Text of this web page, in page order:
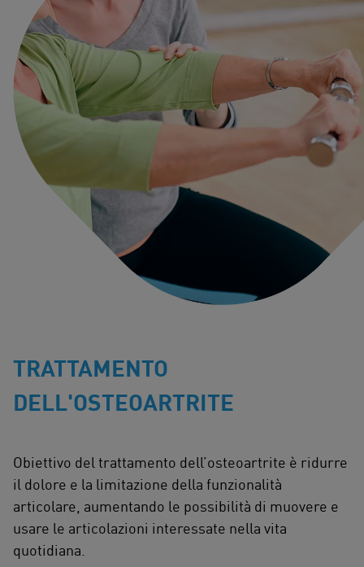
TRATTAMENTO
DELL'OSTEOARTRITE
Obiettivo del trattamento dell’osteoartrite è ridurre
il dolore e la limitazione della funzionalità
articolare, aumentando le possibilità di muovere e
usare le articolazioni interessate nella vita
quotidiana.